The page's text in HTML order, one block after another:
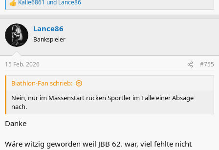
R
e
k
i
e
n
Kalle6861 und Lance86
Lance86
Bankspieler
15 Feb. 2026 #755
Biathlon-Fan schrieb:
Nein, nur im Massenstart rücken Sportler im Falle einer Absage
nach.
Danke
Wäre witzig geworden weil JBB 62. war, viel fehlte nicht